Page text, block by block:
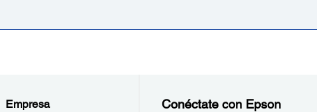
Empresa Conéctate con Epson